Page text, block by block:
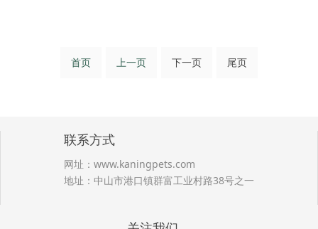
首页 上一页 下一页 尾页
联系方式
网址： www.kaningpets.com
地址：中山市港口镇群富工业村路38号之一